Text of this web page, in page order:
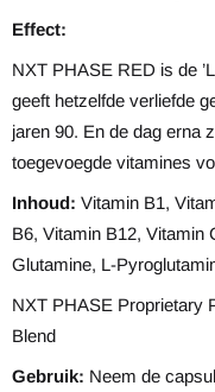
Effect:
NXT PHASE RED is de
geeft hetzelfde verliefde
jaren 90. En de dag erna
toegevoegde vitamines
Inhoud: Vitamin B1,
B6, Vitamin B12, Vitamin
Glutamine, L-
NXT PHASE Proprietary
Blend
Gebruik: Neem de